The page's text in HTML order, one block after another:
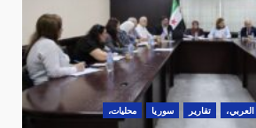
تقارير سوريا محليات،